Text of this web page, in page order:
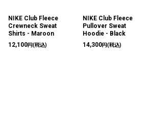
NIKE Club Fleece
Crewneck Sweat
Shirts - Maroon
12,100円(税込)
NIKE Club Fleece
Pullover Sweat
Hoodie - Black
14,300円(税込)